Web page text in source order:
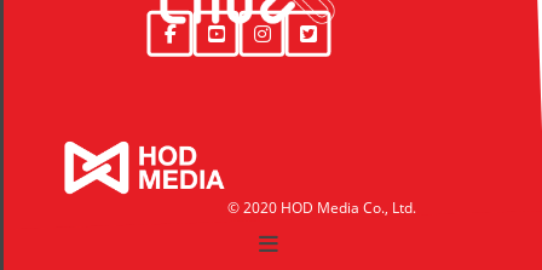
© 2020 HOD Media Co., Ltd.